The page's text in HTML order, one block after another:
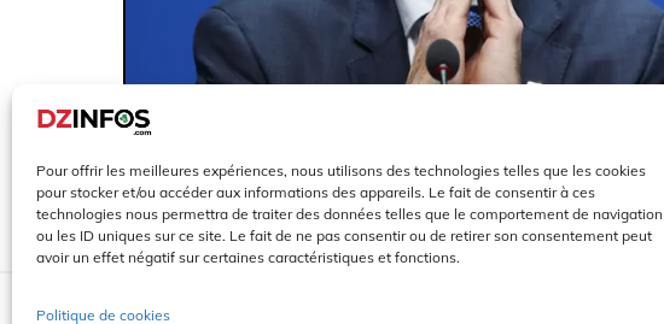
Pour offrir les meilleures expériences, nous utilisons des technologies telles que les cookies
pour stocker et/ou accéder aux informations des appareils. Le fait de consentir à ces
technologies nous permettra de traiter des données telles que le comportement de navigation
ou les ID uniques sur ce site. Le fait de ne pas consentir ou de retirer son consentement peut
avoir un effet négatif sur certaines caractéristiques et fonctions.
Politique de cookies
FIFA : Crise et Mea Culpa
Août 6, 2026